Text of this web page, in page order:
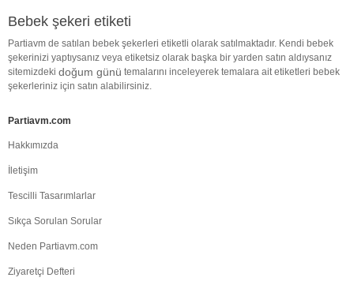
Bebek şekeri etiketi
Partiavm de satılan bebek şekerleri etiketli olarak satılmaktadır. Kendi bebek
şekerinizi yaptıysanız veya etiketsiz olarak başka bir yarden satın aldıysanız
sitemizdeki doğum günü temalarını inceleyerek temalara ait etiketleri bebek
şekerleriniz için satın alabilirsiniz.
Partiavm.com
Hakkımızda
İletişim
Tescilli Tasarımlarlar
Sıkça Sorulan Sorular
Neden Partiavm.com
Ziyaretçi Defteri